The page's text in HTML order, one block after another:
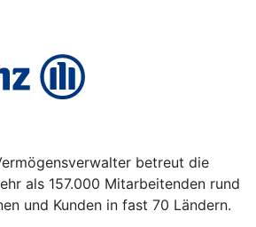
betreut die
als 157.000 Mitarbeitenden rund
und Kunden in fast 70 Ländern.